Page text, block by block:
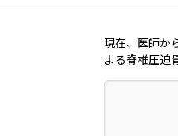
現在、医師か
よる脊椎圧迫